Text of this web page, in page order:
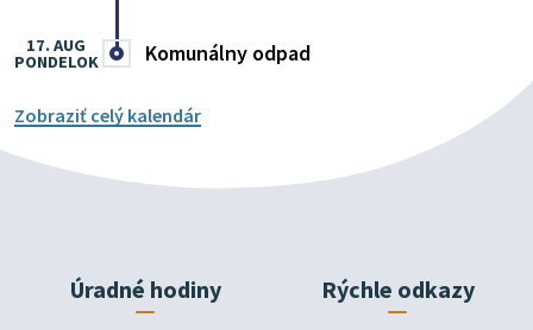
Komunálny odpad
17. AUG
PONDELOK
Zobraziť celý kalendár
Úradné hodiny Rýchle odkazy